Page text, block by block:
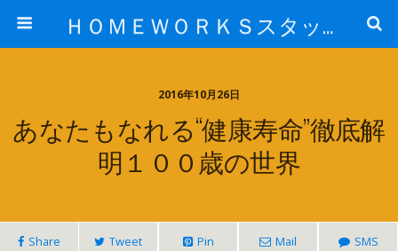
ＨＯＭＥＷＯＲＫＳスタッフ日記ブログ
2016年10月26日
あなたもなれる“健康寿命”徹底解
明１００歳の世界
Share Tweet Pin Mail SMS